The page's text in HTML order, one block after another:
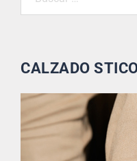
CALZADO